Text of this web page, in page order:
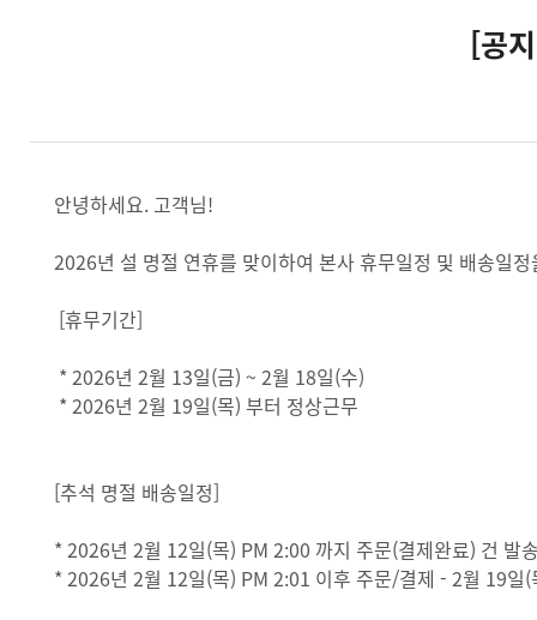
[공
안녕하세요. 고객님!
2026년 설 명절 연휴를 맞이하여 본사 휴무일정 및 배송일정
[휴무기간]
* 2026년 2월 13일(금) ~ 2월 18일(수)
* 2026년 2월 19일(목) 부터 정상근무
[추석 명절 배송일정]
* 2026년 2월 12일(목) PM 2:00 까지 주문(결제완료) 건 발
* 2026년 2월 12일(목) PM 2:01 이후 주문/결제 - 2월 19일(